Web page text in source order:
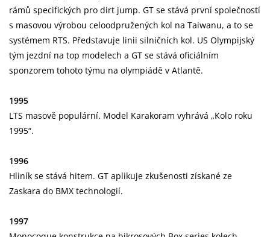
rámů specifických pro dirt jump. GT se stává první společností
s masovou výrobou celoodpružených kol na Taiwanu, a to se
systémem RTS. Představuje linii silničních kol. US Olympijský
tým jezdní na top modelech a GT se stává oficiálním
sponzorem tohoto týmu na olympiádě v Atlantě.
1995
LTS masově populární. Model Karakoram vyhrává „Kolo roku
1995“.
1996
Hliník se stává hitem. GT aplikuje zkušenosti získané ze
Zaskara do BMX technologií.
1997